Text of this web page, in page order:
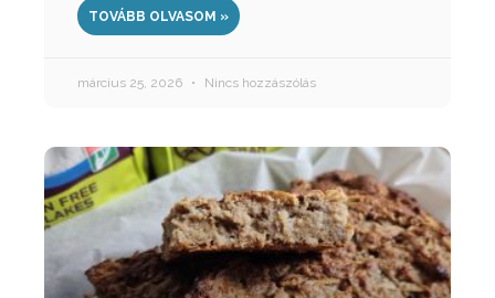
TOVÁBB OLVASOM »
március 25, 2026 Nincs hozzászólás